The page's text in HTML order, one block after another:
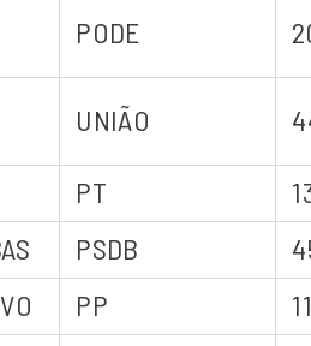
PODE
UNIÃO
PT
PSDB
PP